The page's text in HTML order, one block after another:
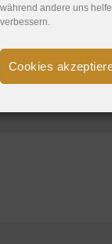
während andere uns
verbessern.
Cookies
Felder